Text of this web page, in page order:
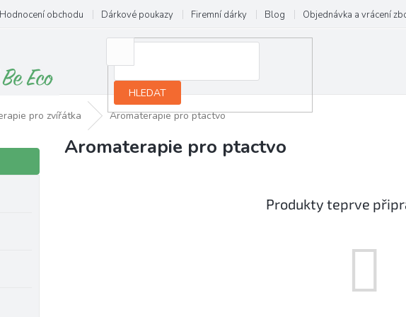
Hodnocení obchodu Dárkové poukazy Firemní dárky Blog Objednávka a vrácení
HLEDAT
pro zvířátka Aromaterapie pro ptactvo
Aromaterapie pro ptactvo
Produkty teprve